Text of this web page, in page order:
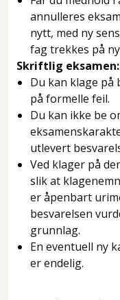
annulleres
nytt, med ny
fag trekkes på
Skriftlig eksamen:
Du kan klage på
på formelle feil.
Du kan ikke be
utlevert
Ved klager på
slik at
er åpenbart
besvarelsen
grunnlag.
En eventuell ny
er endelig.